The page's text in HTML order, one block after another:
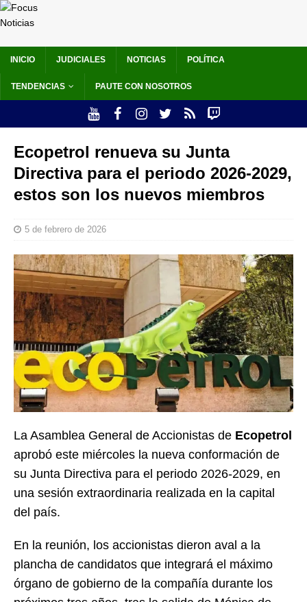
INICIO JUDICIALES NOTICIAS POLÍTICA
TENDENCIAS PAUTE CON NOSOTROS
Ecopetrol renueva su Junta
Directiva para el periodo 2026-2029,
estos son los nuevos miembros
5 de febrero de 2026
La Asamblea General de Accionistas de Ecopetrol
aprobó este miércoles la nueva conformación de
su Junta Directiva para el periodo 2026-2029, en
una sesión extraordinaria realizada en la capital
del país.
En la reunión, los accionistas dieron aval a la
plancha de candidatos que integrará el máximo
órgano de gobierno de la compañía durante los